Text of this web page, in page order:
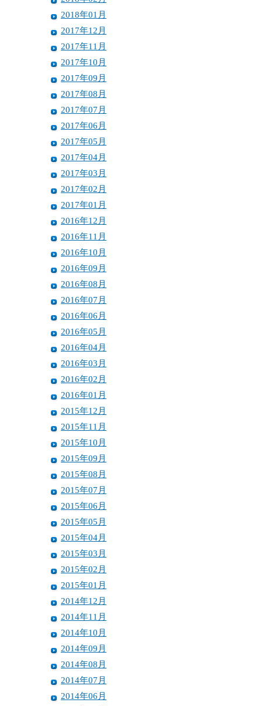
2018年01月
2017年12月
2017年11月
2017年10月
2017年09月
2017年08月
2017年07月
2017年06月
2017年05月
2017年04月
2017年03月
2017年02月
2017年01月
2016年12月
2016年11月
2016年10月
2016年09月
2016年08月
2016年07月
2016年06月
2016年05月
2016年04月
2016年03月
2016年02月
2016年01月
2015年12月
2015年11月
2015年10月
2015年09月
2015年08月
2015年07月
2015年06月
2015年05月
2015年04月
2015年03月
2015年02月
2015年01月
2014年12月
2014年11月
2014年10月
2014年09月
2014年08月
2014年07月
2014年06月